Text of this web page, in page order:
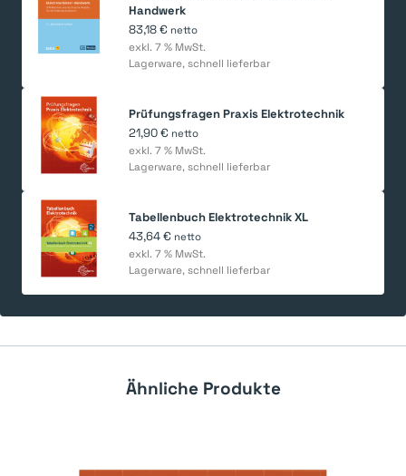
Handwerk
83,18€ netto
exkl. 7 % MwSt.
Lagerware, schnell lieferbar
Prüfungsfragen Praxis Elektrotechnik
21,90€ netto
exkl. 7 % MwSt.
Lagerware, schnell lieferbar
Tabellenbuch Elektrotechnik XL
43,64€ netto
exkl. 7 % MwSt.
Lagerware, schnell lieferbar
Ähnliche Produkte